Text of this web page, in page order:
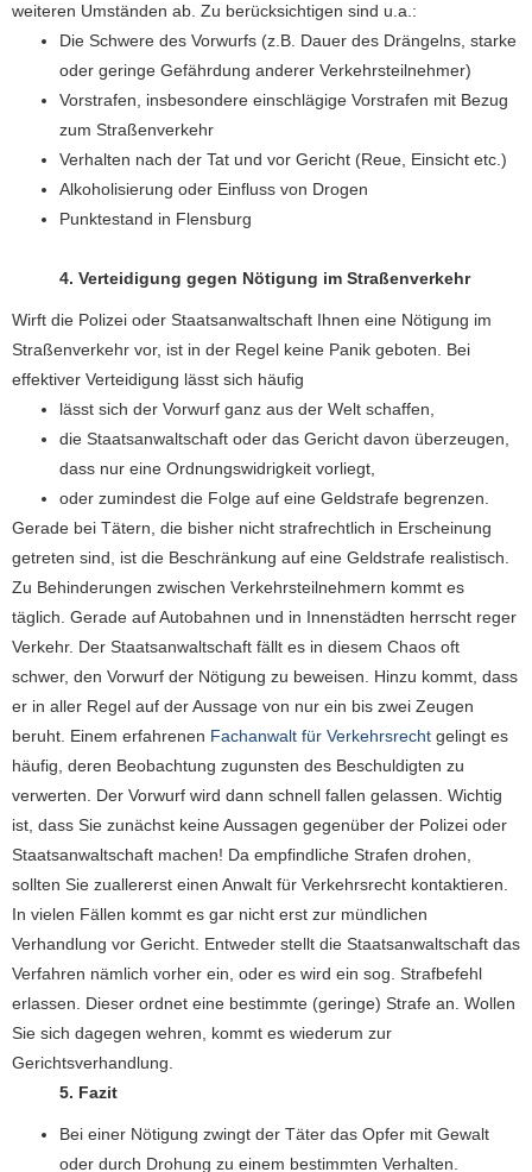
weiteren Umständen ab. Zu berücksichtigen sind u.a.:
Die Schwere des Vorwurfs (z.B. Dauer des Drängelns, starke
oder geringe Gefährdung anderer Verkehrsteilnehmer)
Vorstrafen, insbesondere einschlägige Vorstrafen mit Bezug
zum Straßenverkehr
Verhalten nach der Tat und vor Gericht (Reue, Einsicht etc.)
Alkoholisierung oder Einfluss von Drogen
Punktestand in Flensburg
4. Verteidigung gegen Nötigung im Straßenverkehr
Wirft die Polizei oder Staatsanwaltschaft Ihnen eine Nötigung im
Straßenverkehr vor, ist in der Regel keine Panik geboten. Bei
effektiver Verteidigung lässt sich häufig
lässt sich der Vorwurf ganz aus der Welt schaffen,
die Staatsanwaltschaft oder das Gericht davon überzeugen,
dass nur eine Ordnungswidrigkeit vorliegt,
oder zumindest die Folge auf eine Geldstrafe begrenzen.
Gerade bei Tätern, die bisher nicht strafrechtlich in Erscheinung
getreten sind, ist die Beschränkung auf eine Geldstrafe realistisch.
Zu Behinderungen zwischen Verkehrsteilnehmern kommt es
täglich. Gerade auf Autobahnen und in Innenstädten herrscht reger
Verkehr. Der Staatsanwaltschaft fällt es in diesem Chaos oft
schwer, den Vorwurf der Nötigung zu beweisen. Hinzu kommt, dass
er in aller Regel auf der Aussage von nur ein bis zwei Zeugen
beruht. Einem erfahrenen Fachanwalt für Verkehrsrecht gelingt es
häufig, deren Beobachtung zugunsten des Beschuldigten zu
verwerten. Der Vorwurf wird dann schnell fallen gelassen. Wichtig
ist, dass Sie zunächst keine Aussagen gegenüber der Polizei oder
Staatsanwaltschaft machen! Da empfindliche Strafen drohen,
sollten Sie zuallererst einen Anwalt für Verkehrsrecht kontaktieren.
In vielen Fällen kommt es gar nicht erst zur mündlichen
Verhandlung vor Gericht. Entweder stellt die Staatsanwaltschaft das
Verfahren nämlich vorher ein, oder es wird ein sog. Strafbefehl
erlassen. Dieser ordnet eine bestimmte (geringe) Strafe an. Wollen
Sie sich dagegen wehren, kommt es wiederum zur
Gerichtsverhandlung.
5. Fazit
Bei einer Nötigung zwingt der Täter das Opfer mit Gewalt
oder durch Drohung zu einem bestimmten Verhalten.